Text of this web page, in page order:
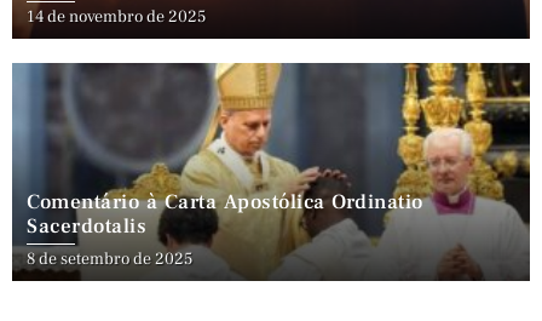
14 de novembro de 2025
Comentário à Carta Apostólica Ordinatio
Sacerdotalis
8 de setembro de 2025